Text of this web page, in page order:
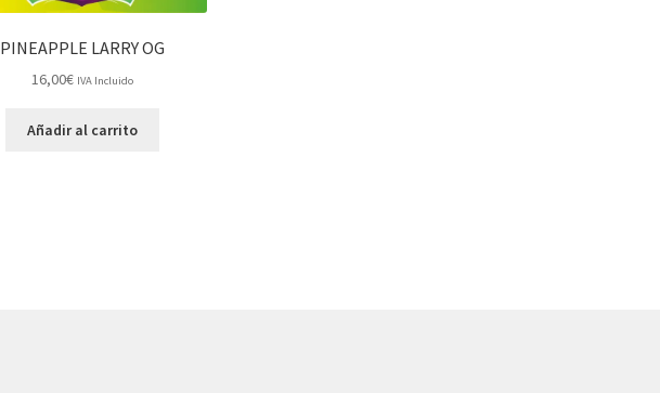
PINEAPPLE LARRY OG
16,00€ IVA Incluido
Añadir al carrito